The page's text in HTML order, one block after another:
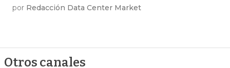
por Redacción Data Center Market
Otros canales